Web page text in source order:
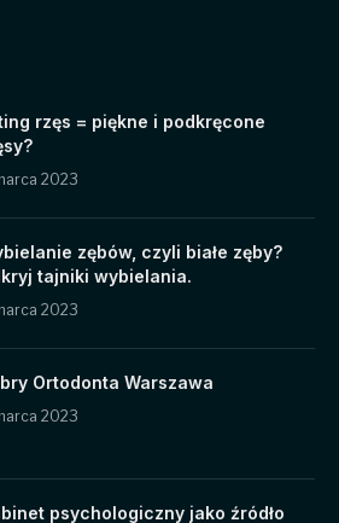
rzęs = piękne i podkręcone
2023
zębów, czyli białe zęby?
tajniki wybielania.
2023
Ortodonta Warszawa
2023
psychologiczny jako źródło